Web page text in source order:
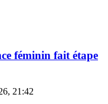
féminin fait étape
21:42